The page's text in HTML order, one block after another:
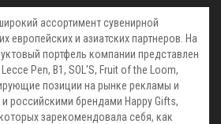
ассортимент сувенирной
европейских и азиатских партнеров. На
портфель компании представлен
Pen, В1, SOL'S, Fruit of the Loom,
позиции на рынке рекламы и
российскими брендами Happy Gifts,
зарекомендовала себя, как